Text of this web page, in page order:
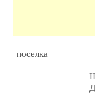
поселка